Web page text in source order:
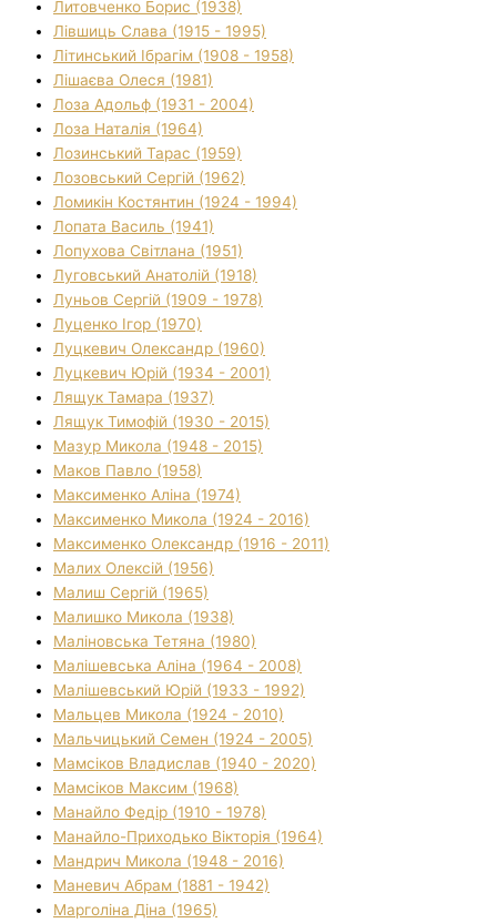
Литовченко Борис (1938)
Лівшиць Слава (1915 - 1995)
Літинський Ібрагім (1908 - 1958)
Лішаєва Олеся (1981)
Лоза Адольф (1931 - 2004)
Лоза Наталія (1964)
Лозинський Тарас (1959)
Лозовський Сергій (1962)
Ломикін Костянтин (1924 - 1994)
Лопата Василь (1941)
Лопухова Світлана (1951)
Луговський Анатолій (1918)
Луньов Сергій (1909 - 1978)
Луценко Ігор (1970)
Луцкевич Олександр (1960)
Луцкевич Юрій (1934 - 2001)
Лящук Тамара (1937)
Лящук Тимофій (1930 - 2015)
Мазур Микола (1948 - 2015)
Маков Павло (1958)
Максименко Аліна (1974)
Максименко Микола (1924 - 2016)
Максименко Олександр (1916 - 2011)
Малих Олексій (1956)
Малиш Сергій (1965)
Малишко Микола (1938)
Маліновська Тетяна (1980)
Малішевська Аліна (1964 - 2008)
Малішевський Юрій (1933 - 1992)
Мальцев Микола (1924 - 2010)
Мальчицький Семен (1924 - 2005)
Мамсіков Владислав (1940 - 2020)
Мамсіков Максим (1968)
Манайло Федір (1910 - 1978)
Манайло-Приходько Вікторія (1964)
Мандрич Микола (1948 - 2016)
Маневич Абрам (1881 - 1942)
Марголіна Діна (1965)